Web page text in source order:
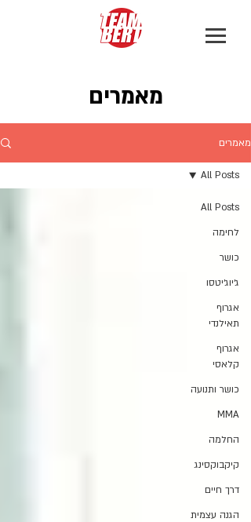
מאמרים
מאמרים
All Posts
לחימה
כושר
ג׳יוג׳יטסו
אגרוף
תאילנדי
אגרוף
קלאסי
כושר ותנועה
MMA
החלמה
קיקבוקסינג
דרך חיים
הגנה עצמית
All Posts